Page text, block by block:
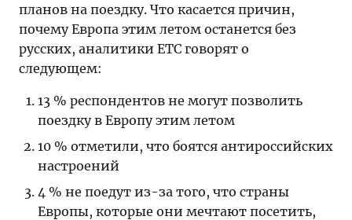
планов на поездку. Что касается причин,
почему Европа этим летом останется без
русских, аналитики ЕТС говорят о
следующем:
13 % респондентов не могут позволить
поездку в Европу этим летом
10 % отметили, что боятся антироссийских
настроений
4 % не поедут из-за того, что страны
Европы, которые они мечтают посетить,